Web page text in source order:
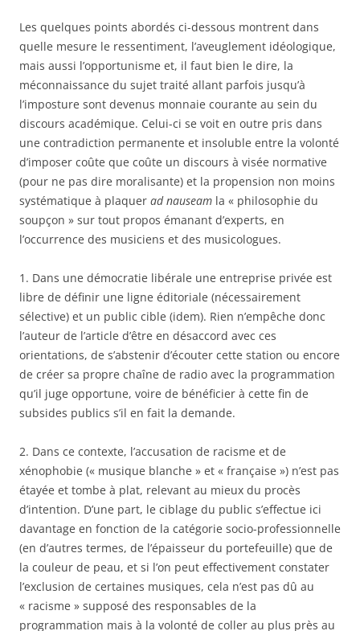
Les quelques points abordés ci-dessous montrent dans
quelle mesure le ressentiment, l’aveuglement idéologique,
mais aussi l’opportunisme et, il faut bien le dire, la
méconnaissance du sujet traité allant parfois jusqu’à
l’imposture sont devenus monnaie courante au sein du
discours académique. Celui-ci se voit en outre pris dans
une contradiction permanente et insoluble entre la volonté
d’imposer coûte que coûte un discours à visée normative
(pour ne pas dire moralisante) et la propension non moins
systématique à plaquer ad nauseam la « philosophie du
soupçon » sur tout propos émanant d’experts, en
l’occurrence des musiciens et des musicologues.
1. Dans une démocratie libérale une entreprise privée est
libre de définir une ligne éditoriale (nécessairement
sélective) et un public cible (idem). Rien n’empêche donc
l’auteur de l’article d’être en désaccord avec ces
orientations, de s’abstenir d’écouter cette station ou encore
de créer sa propre chaîne de radio avec la programmation
qu’il juge opportune, voire de bénéficier à cette fin de
subsides publics s’il en fait la demande.
2. Dans ce contexte, l’accusation de racisme et de
xénophobie (« musique blanche » et « française ») n’est pas
étayée et tombe à plat, relevant au mieux du procès
d’intention. D’une part, le ciblage du public s’effectue ici
davantage en fonction de la catégorie socio-professionnelle
(en d’autres termes, de l’épaisseur du portefeuille) que de
la couleur de peau, et si l’on peut effectivement constater
l’exclusion de certaines musiques, cela n’est pas dû au
« racisme » supposé des responsables de la
programmation mais à la volonté de coller au plus près au